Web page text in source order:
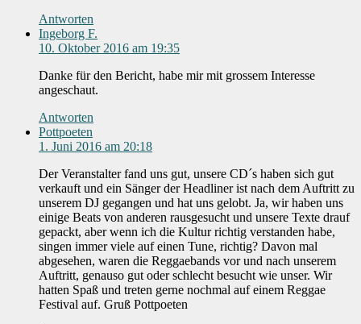
Antworten
Ingeborg F.
10. Oktober 2016 am 19:35
Danke für den Bericht, habe mir mit grossem Interesse
angeschaut.
Antworten
Pottpoeten
1. Juni 2016 am 20:18
Der Veranstalter fand uns gut, unsere CD´s haben sich gut
verkauft und ein Sänger der Headliner ist nach dem Auftritt zu
unserem DJ gegangen und hat uns gelobt. Ja, wir haben uns
einige Beats von anderen rausgesucht und unsere Texte drauf
gepackt, aber wenn ich die Kultur richtig verstanden habe,
singen immer viele auf einen Tune, richtig? Davon mal
abgesehen, waren die Reggaebands vor und nach unserem
Auftritt, genauso gut oder schlecht besucht wie unser. Wir
hatten Spaß und treten gerne nochmal auf einem Reggae
Festival auf. Gruß Pottpoeten